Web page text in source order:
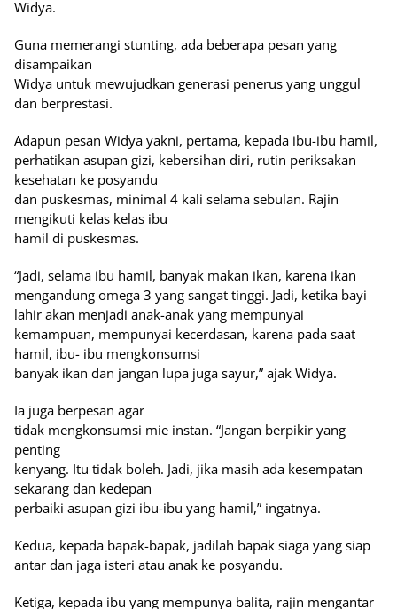
Widya.
Guna memerangi stunting, ada beberapa pesan yang
disampaikan
Widya untuk mewujudkan generasi penerus yang unggul
dan berprestasi.
Adapun pesan Widya yakni, pertama, kepada ibu-ibu hamil,
perhatikan asupan gizi, kebersihan diri, rutin periksakan
kesehatan ke posyandu
dan puskesmas, minimal 4 kali selama sebulan. Rajin
mengikuti kelas kelas ibu
hamil di puskesmas.
“Jadi, selama ibu hamil, banyak makan ikan, karena ikan
mengandung omega 3 yang sangat tinggi. Jadi, ketika bayi
lahir akan menjadi anak-anak yang mempunyai
kemampuan, mempunyai kecerdasan, karena pada saat
hamil, ibu- ibu mengkonsumsi
banyak ikan dan jangan lupa juga sayur,” ajak Widya.
Ia juga berpesan agar
tidak mengkonsumsi mie instan. “Jangan berpikir yang
penting
kenyang. Itu tidak boleh. Jadi, jika masih ada kesempatan
sekarang dan kedepan
perbaiki asupan gizi ibu-ibu yang hamil,” ingatnya.
Kedua, kepada bapak-bapak, jadilah bapak siaga yang siap
antar dan jaga isteri atau anak ke posyandu.
Ketiga, kepada ibu yang mempunya balita, rajin mengantar